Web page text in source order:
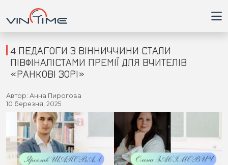
Головна
Війна
Новини
Кримінал
4 ПЕДАГОГИ З ВІННИЧЧИНИ СТАЛИ
ПІВФІНАЛІСТАМИ ПРЕМІЇ ДЛЯ ВЧИТЕЛІВ
«РАНКОВІ ЗОРІ»
Автор: Анна Пирогова
10 березня, 2025